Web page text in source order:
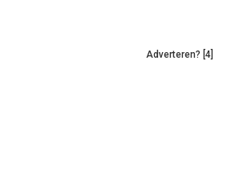
Adverteren? [4]